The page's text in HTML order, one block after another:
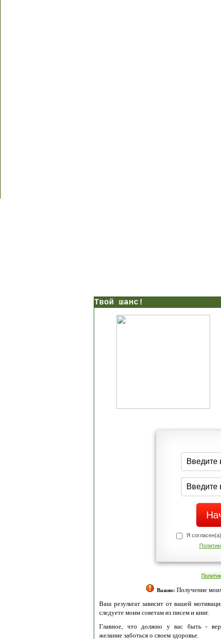
Твой шанс!
Я
Важно: Получение
Ваш результат зависит от вашей
следуете моим советам из писем и книг.
Главное, что должно у вас быть -
желание заботься о своем здоровье.